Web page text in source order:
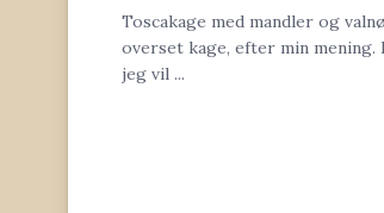
Toscakage med mandler og
overset kage, efter min
jeg vil ...